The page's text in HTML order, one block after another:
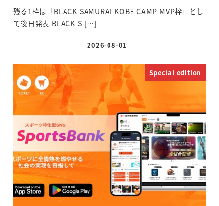
残る1枠は「BLACK SAMURAI KOBE CAMP MVP枠」とし
て後日発表 BLACK S […]
投稿日
2026-08-01
Special edition